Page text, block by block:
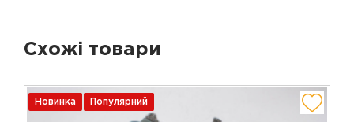
Схожі товари
Новинка Популярний